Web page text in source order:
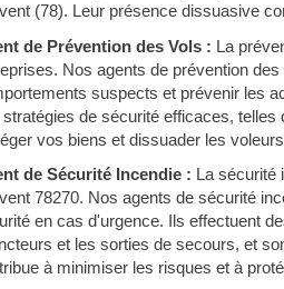
(78). Leur présence dissuasive
de Prévention des Vols : La
Nos agents de prévention
suspects et prévenir les
de sécurité efficaces,
vos biens et dissuader les
de Sécurité Incendie : La sécurité
78270. Nos agents de sécurité
en cas d'urgence. Ils effectuent
et les sorties de secours, et
à minimiser les risques et à